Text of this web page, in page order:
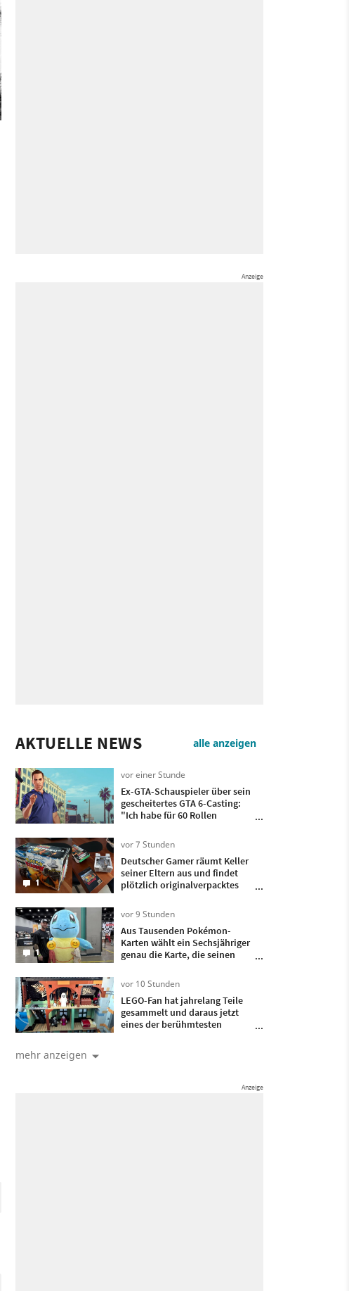
AKTUELLE NEWS alle anzeigen
vor einer Stunde
Ex-GTA-Schauspieler über sein
gescheitertes GTA 6-Casting:
"Ich habe für 60 Rollen
nichtmal geantwortet"
1
vor 7 Stunden
Deutscher Gamer räumt Keller
seiner Eltern aus und findet
plötzlich originalverpacktes
Transfer-Pak wieder
1
vor 9 Stunden
Aus Tausenden Pokémon-
Karten wählt ein Sechsjähriger
genau die Karte, die seinen
Vater verband
vor 10 Stunden
LEGO-Fan hat jahrelang Teile
gesammelt und daraus jetzt
eines der berühmtesten
mehr anzeigen